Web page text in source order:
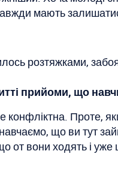
мають
розтяжками,
прийоми, що
Проте,
що ви тут
що от вони ходять і